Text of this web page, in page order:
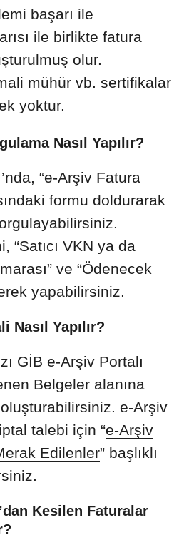
başarı ile
ile birlikte fatura
olur.
mühür vb. sertifikalar
yoktur.
Nasıl Yapılır?
“e-Arşiv Fatura
formu doldurarak
“Satıcı VKN ya da
ve “Ödenecek
yapabilirsiniz.
Nasıl Yapılır?
GİB e-Arşiv Portalı
Belgeler alanına
e-Arşiv
talebi için “e-Arşiv
Edilenler” başlıklı
Kesilen Faturalar